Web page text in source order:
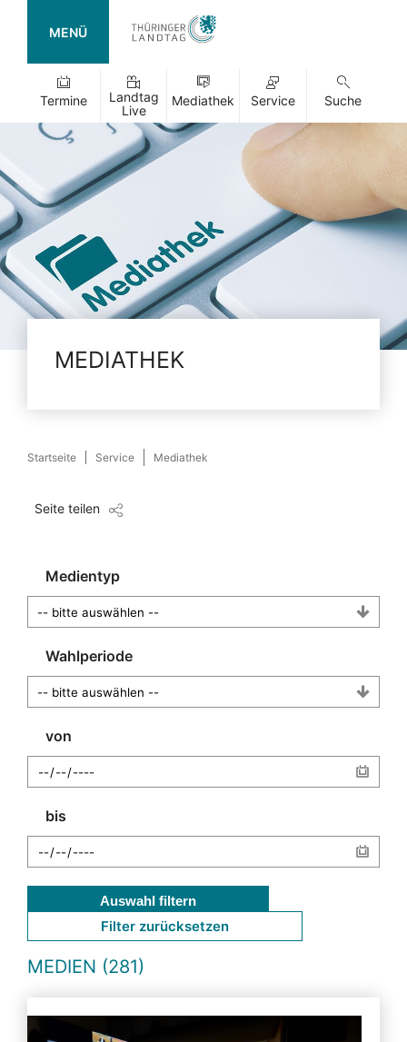
MENÜ
Termine
Landtag
Live
Mediathek Service Suche
MEDIATHEK
Startseite Service Mediathek
Seite teilen
Medientyp
Wahlperiode
von
bis
Auswahl filtern
Filter zurücksetzen
MEDIEN (281)